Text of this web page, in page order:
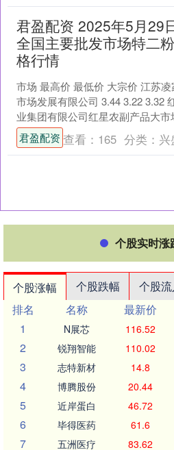
君盈配资 2025年5月29
全国主要批发市场特二
格行情
市场 最高价 最低价 大宗价 江苏凌
市场发展有限公司 3.44 3.22 3.32
业集团有限公司红星农副产品大市
4.48 3.50 3.99 青....
君盈配资 查看： 165 分类： 兴
个股实时涨
个股涨幅 个股跌幅 个股流
排名
名称 最新价
1
N展芯 116.52
2 锐翔智能 110.02
3 志特新材 14.8
4 博腾股份 20.44
5 近岸蛋白 46.72
6 毕得医药 61.6
7 五洲医疗 83.62